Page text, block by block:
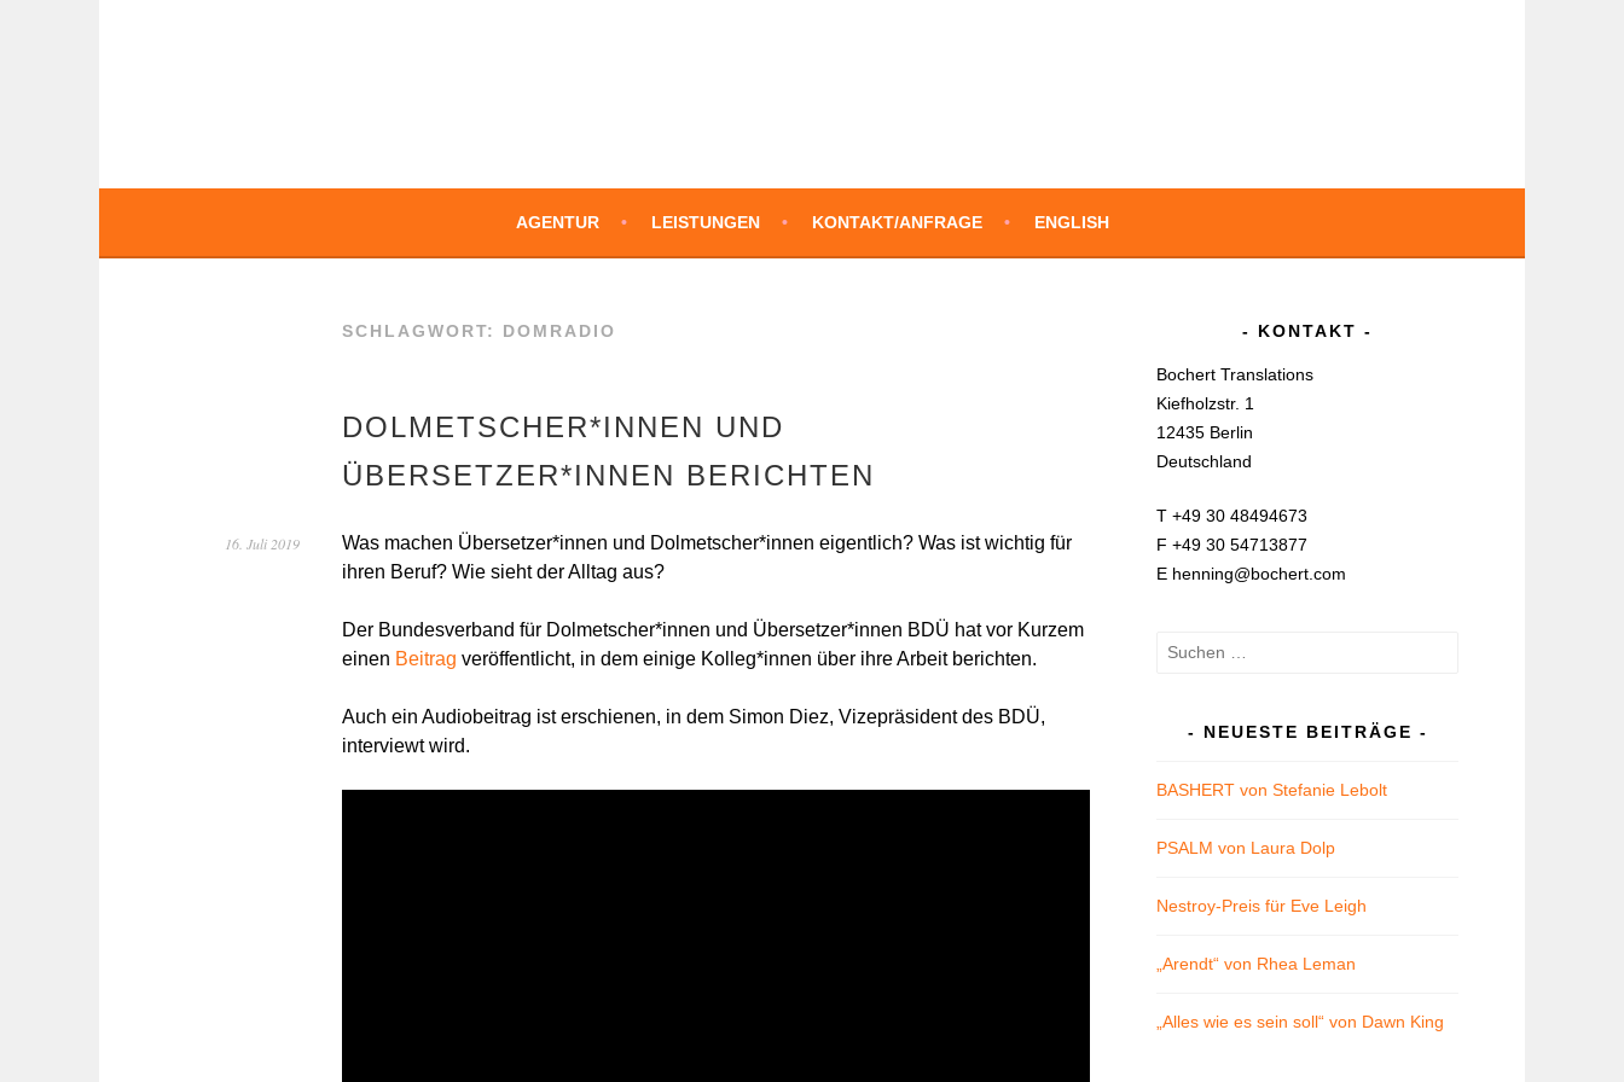
AGENTUR LEISTUNGEN KONTAKT/ANFRAGE ENGLISH
SCHLAGWORT: DOMRADIO
DOLMETSCHER*INNEN UND
ÜBERSETZER*INNEN BERICHTEN
16. Juli 2019
Was machen Übersetzer*innen und Dolmetscher*innen eigentlich? Was ist wichtig für
ihren Beruf? Wie sieht der Alltag aus?
Der Bundesverband für Dolmetscher*innen und Übersetzer*innen BDÜ hat vor Kurzem
einen Beitrag veröffentlicht, in dem einige Kolleg*innen über ihre Arbeit berichten.
Auch ein Audiobeitrag ist erschienen, in dem Simon Diez, Vizepräsident des BDÜ,
interviewt wird.
KONTAKT
Bochert Translations
Kiefholzstr. 1
12435 Berlin
Deutschland
T +49 30 48494673
F +49 30 54713877
E henning@bochert.com
Suchen
NEUESTE BEITRÄGE
BASHERT von Stefanie Lebolt
PSALM von Laura Dolp
Nestroy-Preis für Eve Leigh
„Arendt“ von Rhea Leman
„Alles wie es sein soll“ von Dawn King